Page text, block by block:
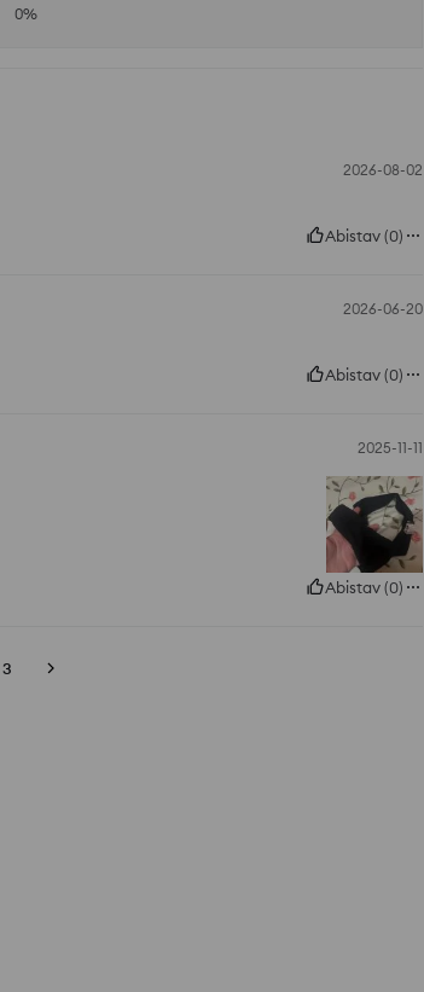
0%
2026-08-02
Abistav(0)
2026-06-20
Abistav(0)
2025-11-11
Abistav(0)
3